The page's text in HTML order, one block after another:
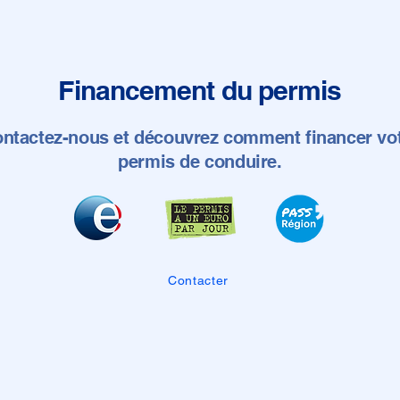
Financement du permis
nous et découvrez comment financer
permis de conduire.
Contacter